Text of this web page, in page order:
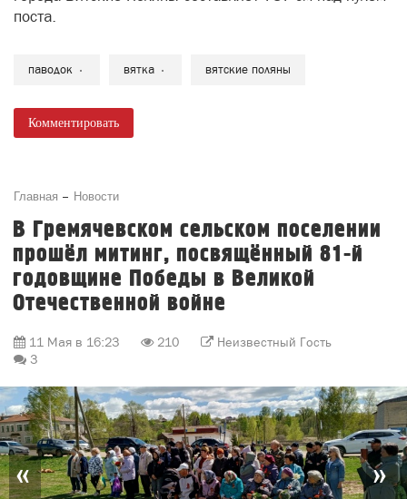
поста.
паводок вятка вятские поляны
Комментировать
Главная Новости
В Гремячевском сельском поселении
прошёл митинг, посвящённый 81-й
годовщине Победы в Великой
Отечественной войне
11 Мая в 16:23 210
Неизвестный Гость
3
« »